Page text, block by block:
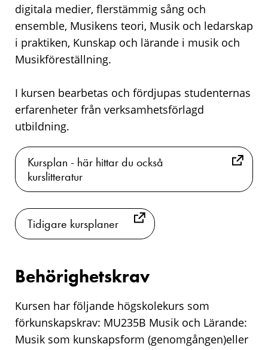
digitala medier, flerstämmig sång och
ensemble, Musikens teori, Musik och ledarskap
i praktiken, Kunskap och lärande i musik och
Musikföreställning.
I kursen bearbetas och fördjupas studenternas
erfarenheter från verksamhetsförlagd
utbildning.
Kursplan - här hittar du också
kurslitteratur
Tidigare kursplaner
Behörighetskrav
Kursen har följande högskolekurs som
förkunskapskrav: MU235B Musik och Lärande:
Musik som kunskapsform (genomgången)eller